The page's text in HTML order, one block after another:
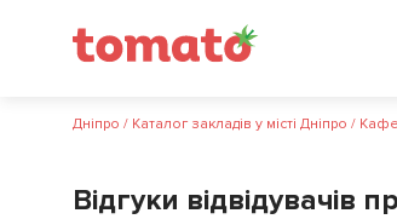
Дніпро / Каталог закладів у місті Дніпро /
Відгуки відвідувачів